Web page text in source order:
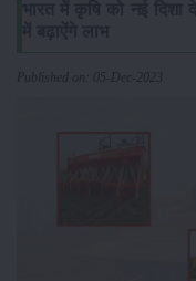
Published on: 05-Dec-2023